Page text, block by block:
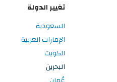
تغيير الدولة
السعودية
الإمارات العربية
الكويت
البحرين